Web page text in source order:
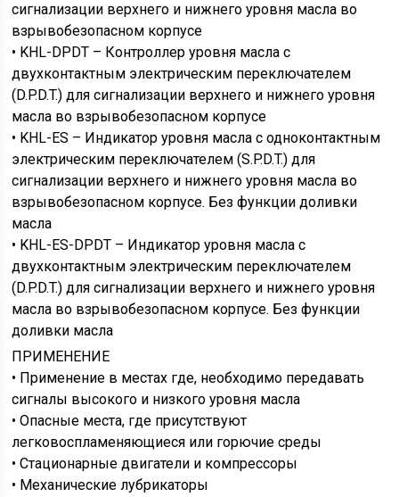
сигнализации верхнего и нижнего уровня масла во
взрывобезопасном корпусе
• KHL-DPDT – Контроллер уровня масла с
двухконтактным электрическим переключателем
(D.P.D.T.) для сигнализации верхнего и нижнего уровня
масла во взрывобезопасном корпусе
• KHL-ES – Индикатор уровня масла с одноконтактным
электрическим переключателем (S.P.D.T.) для
сигнализации верхнего и нижнего уровня масла во
взрывобезопасном корпусе. Без функции доливки
масла
• KHL-ES-DPDT – Индикатор уровня масла с
двухконтактным электрическим переключателем
(D.P.D.T.) для сигнализации верхнего и нижнего уровня
масла во взрывобезопасном корпусе. Без функции
доливки масла
ПРИМЕНЕНИЕ
• Применение в местах где, необходимо передавать
сигналы высокого и низкого уровня масла
• Опасные места, где присутствуют
легковоспламеняющиеся или горючие среды
• Стационарные двигатели и компрессоры
• Механические лубрикаторы